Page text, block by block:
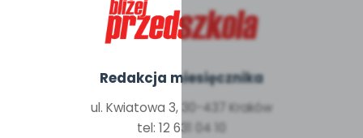
Redakcja miesięcznika
ul. Kwiatowa 3, 30-437 Kraków
tel: 12 631 04 10